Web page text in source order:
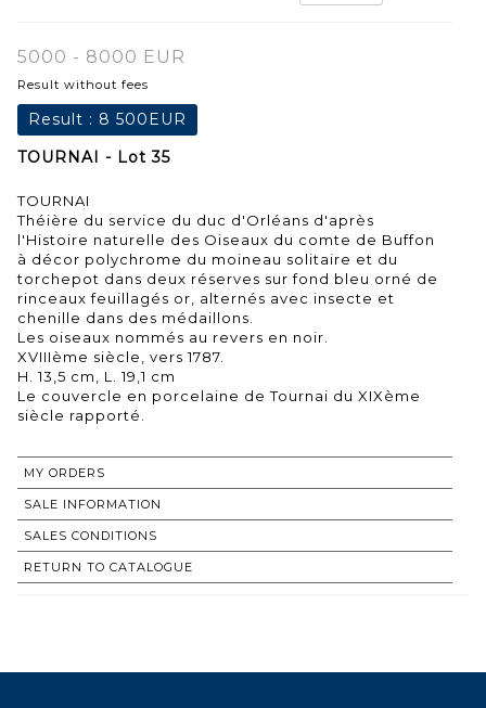
5000 - 8000 EUR
Result without fees
Result : 8 500EUR
TOURNAI - Lot 35
TOURNAI
Théière du service du duc d'Orléans d'après
l'Histoire naturelle des Oiseaux du comte de Buffon
à décor polychrome du moineau solitaire et du
torchepot dans deux réserves sur fond bleu orné de
rinceaux feuillagés or, alternés avec insecte et
chenille dans des médaillons.
Les oiseaux nommés au revers en noir.
XVIIIème siècle, vers 1787.
H. 13,5 cm, L. 19,1 cm
Le couvercle en porcelaine de Tournai du XIXème
MY ORDERS
SALE INFORMATION
SALES CONDITIONS
RETURN TO CATALOGUE